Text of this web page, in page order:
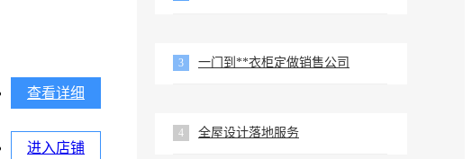
查看详细
进入店铺
3 一门到**衣柜定做销售公司
4 全屋设计落地服务